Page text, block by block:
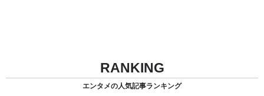
RANKING
エンタメの人気記事ランキング